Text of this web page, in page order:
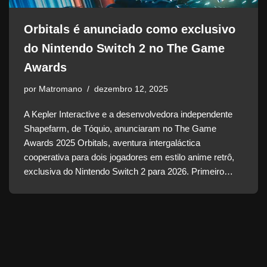
Orbitals é anunciado como exclusivo
do Nintendo Switch 2 no The Game
Awards
por Matromano dezembro 12, 2025
A Kepler Interactive e a desenvolvedora independente
Shapefarm, de Tóquio, anunciaram no The Game
Awards 2025 Orbitals, aventura intergaláctica
cooperativa para dois jogadores em estilo anime retrô,
exclusiva do Nintendo Switch 2 para 2026. Primeiro…